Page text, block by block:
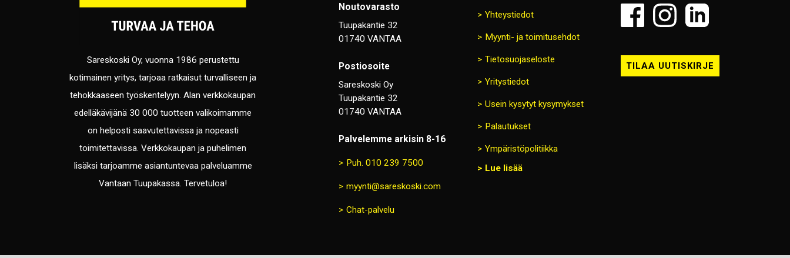
Sareskoski Oy, vuonna 1986 perustettu
kotimainen yritys, tarjoaa ratkaisut turvalliseen ja
tehokkaaseen työskentelyyn. Alan verkkokaupan
edelläkävijänä 30 000 tuotteen valikoimamme
on helposti saavutettavissa ja nopeasti
toimitettavissa. Verkkokaupan ja puhelimen
lisäksi tarjoamme asiantuntevaa palveluamme
Vantaan Tuupakassa. Tervetuloa!
Noutovarasto
Tuupakantie 32
01740 VANTAA
Postiosoite
Sareskoski Oy
Tuupakantie 32
01740 VANTAA
Palvelemme arkisin 8-16
Puh. 010 239 7500
myynti@sareskoski.com
Chat-palvelu
Yhteystiedot
Myynti- ja toimitusehdot
Tietosuojaseloste
Yritystiedot
Usein kysytyt kysymykset
Palautukset
Ympäristöpolitiikka
Lue lisää
TILAA UUTISKIRJE